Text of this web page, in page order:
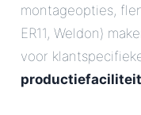
montageopties,
ER11, Weldon)
voor